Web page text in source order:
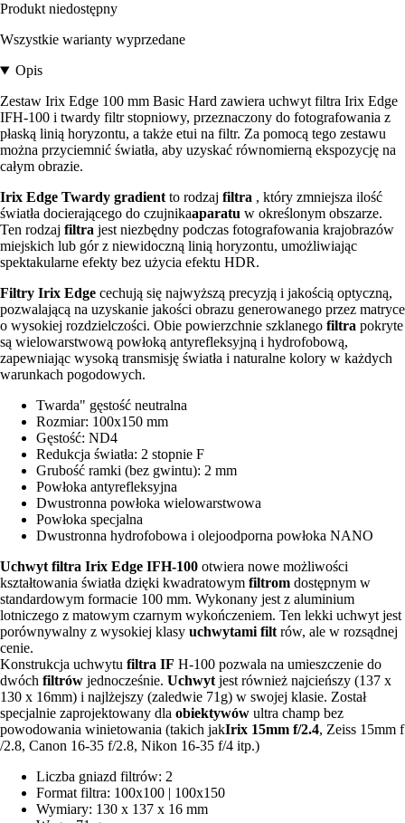
Produkt niedostępny
Wszystkie warianty wyprzedane
Opis
Zestaw Irix Edge 100 mm Basic Hard zawiera uchwyt filtra Irix Edge
IFH-100 i twardy filtr stopniowy, przeznaczony do fotografowania z
płaską linią horyzontu, a także etui na filtr. Za pomocą tego zestawu
można przyciemnić światła, aby uzyskać równomierną ekspozycję na
całym obrazie.
Irix Edge Twardy gradient to rodzaj filtra , który zmniejsza ilość
światła docierającego do czujnikaaparatu w określonym obszarze.
Ten rodzaj filtra jest niezbędny podczas fotografowania krajobrazów
miejskich lub gór z niewidoczną linią horyzontu, umożliwiając
spektakularne efekty bez użycia efektu HDR.
Filtry Irix Edge cechują się najwyższą precyzją i jakością optyczną,
pozwalającą na uzyskanie jakości obrazu generowanego przez matryce
o wysokiej rozdzielczości. Obie powierzchnie szklanego filtra pokryte
są wielowarstwową powłoką antyrefleksyjną i hydrofobową,
zapewniając wysoką transmisję światła i naturalne kolory w każdych
warunkach pogodowych.
Twarda" gęstość neutralna
Rozmiar: 100x150 mm
Gęstość: ND4
Redukcja światła: 2 stopnie F
Grubość ramki (bez gwintu): 2 mm
Powłoka antyrefleksyjna
Dwustronna powłoka wielowarstwowa
Powłoka specjalna
Dwustronna hydrofobowa i olejoodporna powłoka NANO
Uchwyt filtra Irix Edge IFH-100 otwiera nowe możliwości
kształtowania światła dzięki kwadratowym filtrom dostępnym w
standardowym formacie 100 mm. Wykonany jest z aluminium
lotniczego z matowym czarnym wykończeniem. Ten lekki uchwyt jest
porównywalny z wysokiej klasy uchwytami filt rów, ale w rozsądnej
cenie.
Konstrukcja uchwytu filtra IF H-100 pozwala na umieszczenie do
dwóch filtrów jednocześnie. Uchwyt jest również najcieńszy (137 x
130 x 16mm) i najlżejszy (zaledwie 71g) w swojej klasie. Został
specjalnie zaprojektowany dla obiektywów ultra champ bez
powodowania winietowania (takich jakIrix 15mm f/2.4, Zeiss 15mm f
/2.8, Canon 16-35 f/2.8, Nikon 16-35 f/4 itp.)
Liczba gniazd filtrów: 2
Format filtra: 100x100 | 100x150
Wymiary: 130 x 137 x 16 mm